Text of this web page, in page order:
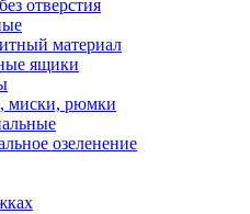
отверстия
материал
ящики
миски, рюмки
озеленение